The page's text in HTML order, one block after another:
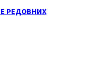
РЕДОВНИХ